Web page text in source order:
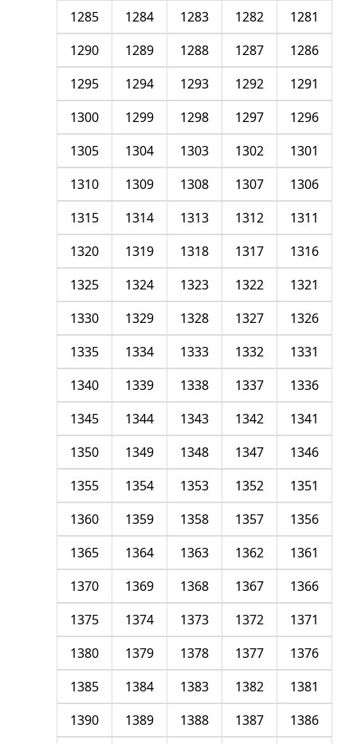
1281
1282
1283
1284
1285
1286
1287
1288
1289
1290
1291
1292
1293
1294
1295
1296
1297
1298
1299
1300
1301
1302
1303
1304
1305
1306
1307
1308
1309
1310
1311
1312
1313
1314
1315
1316
1317
1318
1319
1320
1321
1322
1323
1324
1325
1326
1327
1328
1329
1330
1331
1332
1333
1334
1335
1336
1337
1338
1339
1340
1341
1342
1343
1344
1345
1346
1347
1348
1349
1350
1351
1352
1353
1354
1355
1356
1357
1358
1359
1360
1361
1362
1363
1364
1365
1366
1367
1368
1369
1370
1371
1372
1373
1374
1375
1376
1377
1378
1379
1380
1381
1382
1383
1384
1385
1386
1387
1388
1389
1390